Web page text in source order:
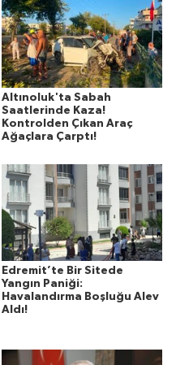
Altınoluk'ta Sabah
Saatlerinde Kaza!
Kontrolden Çıkan Araç
Ağaçlara Çarptı!
Edremit’te Bir Sitede
Yangın Paniği:
Havalandırma Boşluğu Alev
Aldı!